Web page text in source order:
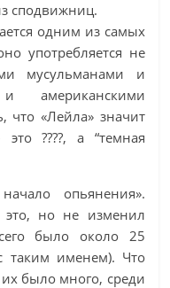
сподвижниц.
одним из самых
употребляется не
мусульманами и
американскими
что «Лейла» значит
????, а “темная
опьянения».
это, но не изменил
было около 25
таким именем). Что
было много, среди